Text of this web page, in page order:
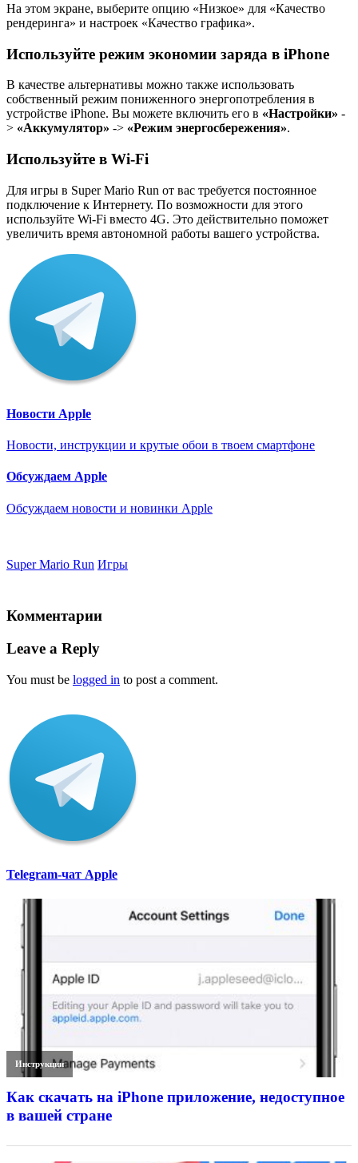
На этом экране, выберите опцию «Низкое» для «Качество
рендеринга» и настроек «Качество графика».
Используйте режим экономии заряда в iPhone
В качестве альтернативы можно также использовать
собственный режим пониженного энергопотребления в
устройстве iPhone. Вы можете включить его в «Настройки» -
> «Аккумулятор» -> «Режим энергосбережения».
Используйте в Wi-Fi
Для игры в Super Mario Run от вас требуется постоянное
подключение к Интернету. По возможности для этого
используйте Wi-Fi вместо 4G. Это действительно поможет
увеличить время автономной работы вашего устройства.
Новости Apple
Новости, инструкции и крутые обои в твоем смартфоне
Обсуждаем Apple
Обсуждаем новости и новинки Apple
Super Mario Run Игры
Комментарии
Leave a Reply
You must be logged in to post a comment.
Telegram-чат Apple
Инструкции
Как скачать на iPhone приложение, недоступное
в вашей стране